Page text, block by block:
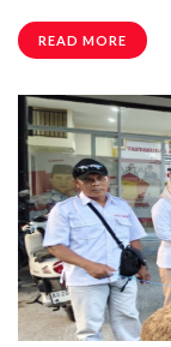
READ MORE